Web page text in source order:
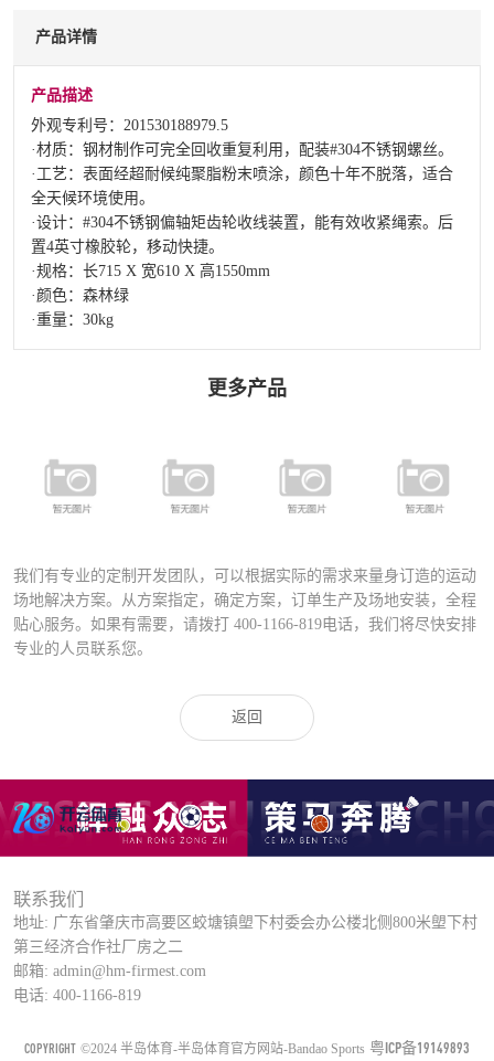
产品详情
产品描述
外观专利号：201530188979.5
·材质：钢材制作可完全回收重复利用，配装#304不锈钢螺丝。
·工艺：表面经超耐候纯聚脂粉末喷涂，颜色十年不脱落，适合
全天候环境使用。
·设计：#304不锈钢偏轴矩齿轮收线装置，能有效收紧绳索。后
置4英寸橡胶轮，移动快捷。
·规格：长715 X 宽610 X 高1550mm
·颜色：森林绿
·重量：30kg
更多产品
FZ-2600 楼面
式网球柱
FTY-006 铝合
金单座双杆羽
毛球柱
FTY-004 铝合
金羽毛球柱
FTY-003 铝合
金直插式羽毛
球柱
我们有专业的定制开发团队，可以根据实际的需求来量身订造的运动
场地解决方案。从方案指定，确定方案，订单生产及场地安装，全程
贴心服务。如果有需要，请拨打 400-1166-819电话，我们将尽快安排
专业的人员联系您。
返回
联系我们
地址: 广东省肇庆市高要区蛟塘镇塱下村委会办公楼北侧800米塱下村
第三经济合作社厂房之二
邮箱: admin@hm-firmest.com
电话: 400-1166-819
COPYRIGHT ©2024 半岛体育-半岛体育官方网站-Bandao Sports 粤ICP备19149893